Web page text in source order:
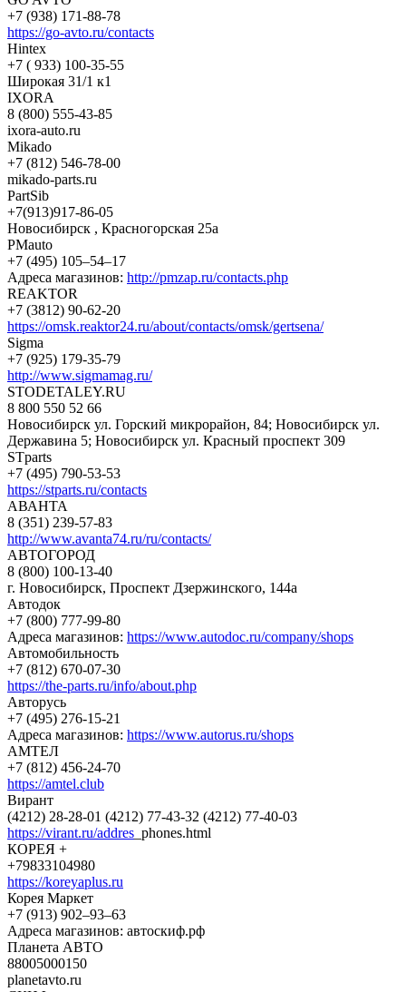
+7 (938) 171-88-78
https://go-avto.ru/contacts
Hintex
+7 ( 933) 100-35-55
Широкая 31/1 к1
IXORA
8 (800) 555-43-85
ixora-auto.ru
Mikado
+7 (812) 546-78-00
mikado-parts.ru
PartSib
+7(913)917-86-05
Новосибирск , Красногорская 25а
PMauto
+7 (495) 105‒54‒17
Адреса магазинов: http://pmzap.ru/contacts.php
REAKTOR
+7 (3812) 90-62-20
https://omsk.reaktor24.ru/about/contacts/omsk/gertsena/
Sigma
+7 (925) 179-35-79
http://www.sigmamag.ru/
STODETALEY.RU
8 800 550 52 66
Новосибирск ул. Горский микрорайон, 84; Новосибирск ул.
Державина 5; Новосибирск ул. Красный проспект 309
STparts
+7 (495) 790-53-53
https://stparts.ru/contacts
АВАНТА
8 (351) 239-57-83
http://www.avanta74.ru/ru/contacts/
АВТОГОРОД
8 (800) 100-13-40
г. Новосибирск, Проспект Дзержинского, 144а
Автодок
+7 (800) 777-99-80
Адреса магазинов: https://www.autodoc.ru/company/shops
Автомобильность
+7 (812) 670-07-30
https://the-parts.ru/info/about.php
Авторусь
+7 (495) 276-15-21
Адреса магазинов: https://www.autorus.ru/shops
АМТЕЛ
+7 (812) 456-24-70
https://amtel.club
Вирант
(4212) 28-28-01 (4212) 77-43-32 (4212) 77-40-03
https://virant.ru/addres _phones.html
КОРЕЯ +
+79833104980
https://koreyaplus.ru
Корея Маркет
+7 (913) 902‒93‒63
Адреса магазинов: автоскиф.рф
Планета АВТО
88005000150
planetavto.ru